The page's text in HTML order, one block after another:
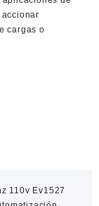
cargas o
110v Ev1527